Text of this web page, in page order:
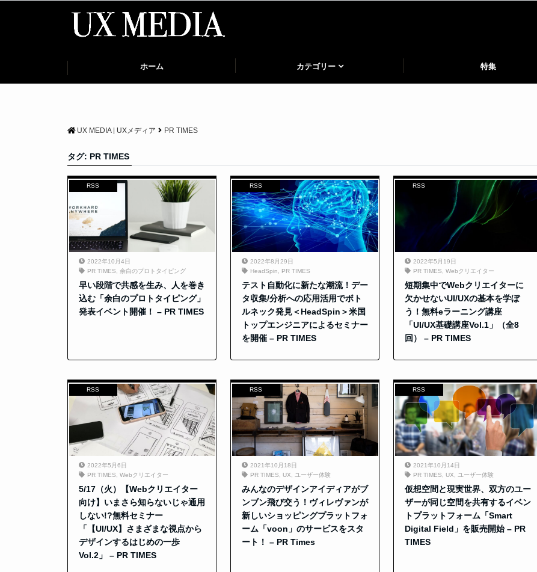
ホーム カテゴリー 特集
UX MEDIA | UXメディア PR TIMES
タグ: PR TIMES
RSS
2022年10月4日
PR TIMES
余白のプロトタイピング
早い段階で共感を生み、人を巻き
込む「余白のプロトタイピング」
発表イベント開催！ – PR TIMES
RSS
2022年8月29日
HeadSpin
PR TIMES
テスト自動化に新たな潮流！デー
タ収集/分析への応用活用でボト
ルネック発見＜HeadSpin＞米国
トップエンジニアによるセミナー
を開催 – PR TIMES
RSS
2022年5月19日
PR TIMES
Webクリエイター
短期集中でWebクリエイターに
欠かせないUI/UXの基本を学ぼ
う！無料eラーニング講座
「UI/UX基礎講座Vol.1」（全8
回） – PR TIMES
RSS
2022年5月6日
PR TIMES
Webクリエイター
5/17（火）【Webクリエイター
向け】いまさら知らないじゃ通用
しない!?無料セミナー
「【UI/UX】さまざまな視点から
デザインするはじめの一歩
Vol.2」 – PR TIMES
RSS
2021年10月18日
PR TIMES
UX ユーザー体験
みんなのデザインアイディアがブ
ンブン飛び交う！ヴィレヴァンが
新しいショッピングプラットフォ
ーム「voon」のサービスをスタ
ート！ – PR Times
RSS
2021年10月14日
PR TIMES
UX ユーザー体験
仮想空間と現実世界、双方のユー
ザーが同じ空間を共有するイベン
トプラットフォーム「Smart
Digital Field」を販売開始 – PR
TIMES